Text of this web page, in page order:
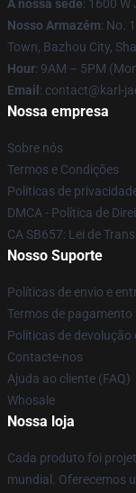
A nossa sede: 1600 W
Nosso Armazém: No.
Town, Bazhou City,
Hour: 9AM – 5PM
Email : contact@karl-
Nossa empresa
Sobre nós
Termos e Condições
Políticas de
DMCA - Política de
CA SB657: Lei de
Nosso Suporte
Políticas de envio e
Termos de pagamento
Políticas de devolução
Contacte-nos
Ajuda ao cliente (FAQ)
Whosale
Nossa loja
Cada produto foi
mundial. Oferecemos